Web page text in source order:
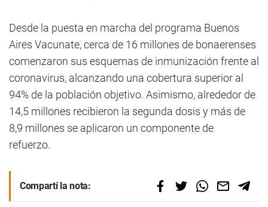
Desde la puesta en marcha del programa Buenos
Aires Vacunate, cerca de 16 millones de bonaerenses
comenzaron sus esquemas de inmunización frente al
coronavirus, alcanzando una cobertura superior al
94% de la población objetivo. Asimismo, alrededor de
14,5 millones recibieron la segunda dosis y más de
8,9 millones se aplicaron un componente de
refuerzo.
Compartí la nota: